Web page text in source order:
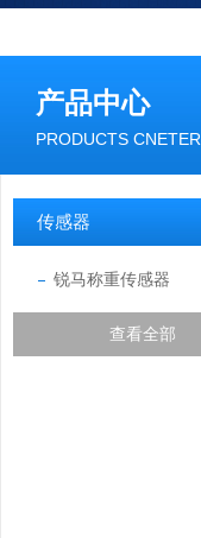
产品中心
PRODUCTS CNETER
传感器
锐马称重传感器
查看全部